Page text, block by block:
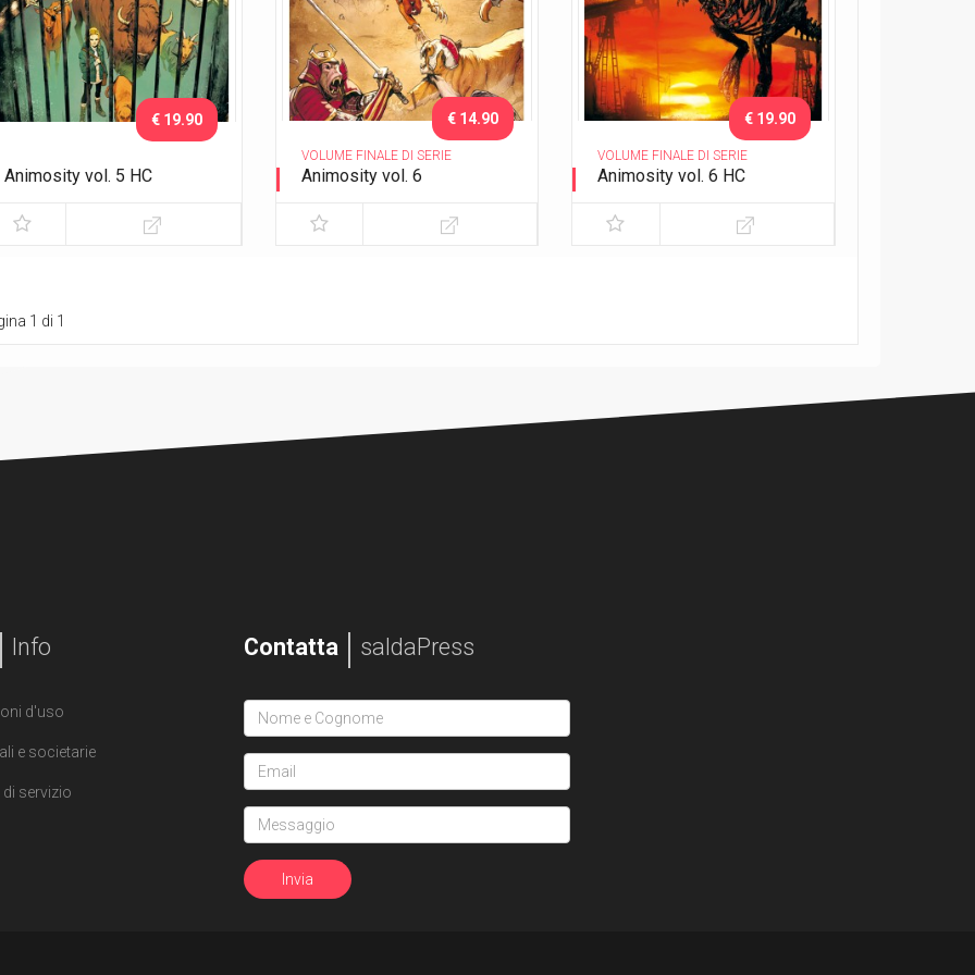
Animosity vol. 5 HC
€ 19.90
VOLUME FINALE DI SERIE
Animosity vol. 6
€ 14.90
VOLUME FINALE DI SERIE
Animosity vol. 6 HC
€ 19.90
1 di 1
Info
d'uso
e societarie
servizio
Contatta saldaPress